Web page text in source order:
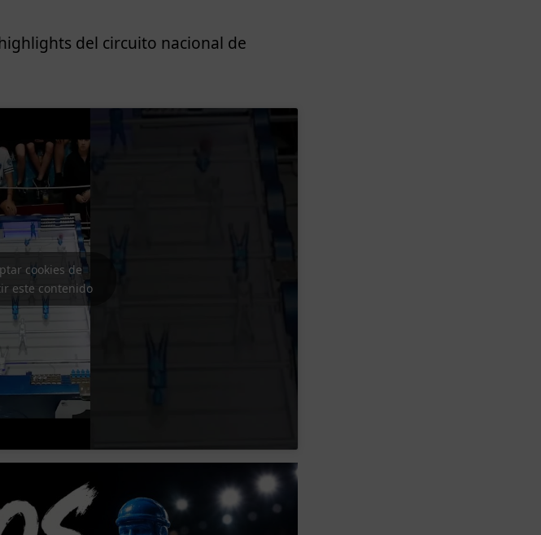
del circuito nacional de
cookies de
este contenido